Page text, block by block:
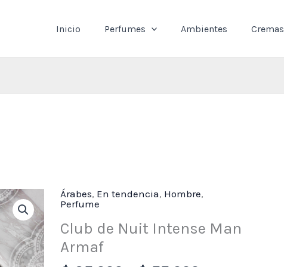
Inicio Perfumes Ambientes Cremas
Árabes, En tendencia, Hombre,
Perfume
Club de Nuit Intense Man
Armaf
Price
$ 25,000
Club
Nuit
Intense
Man